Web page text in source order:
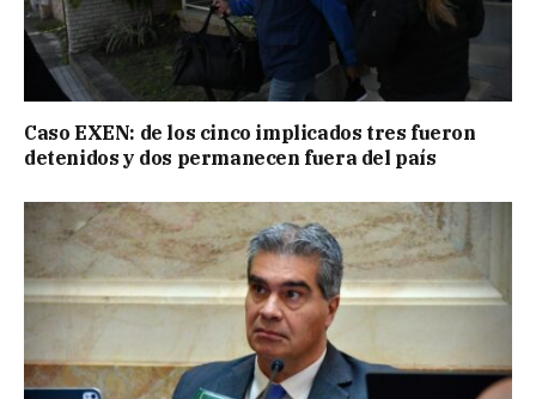
Caso EXEN: de los cinco implicados tres fueron
detenidos y dos permanecen fuera del país